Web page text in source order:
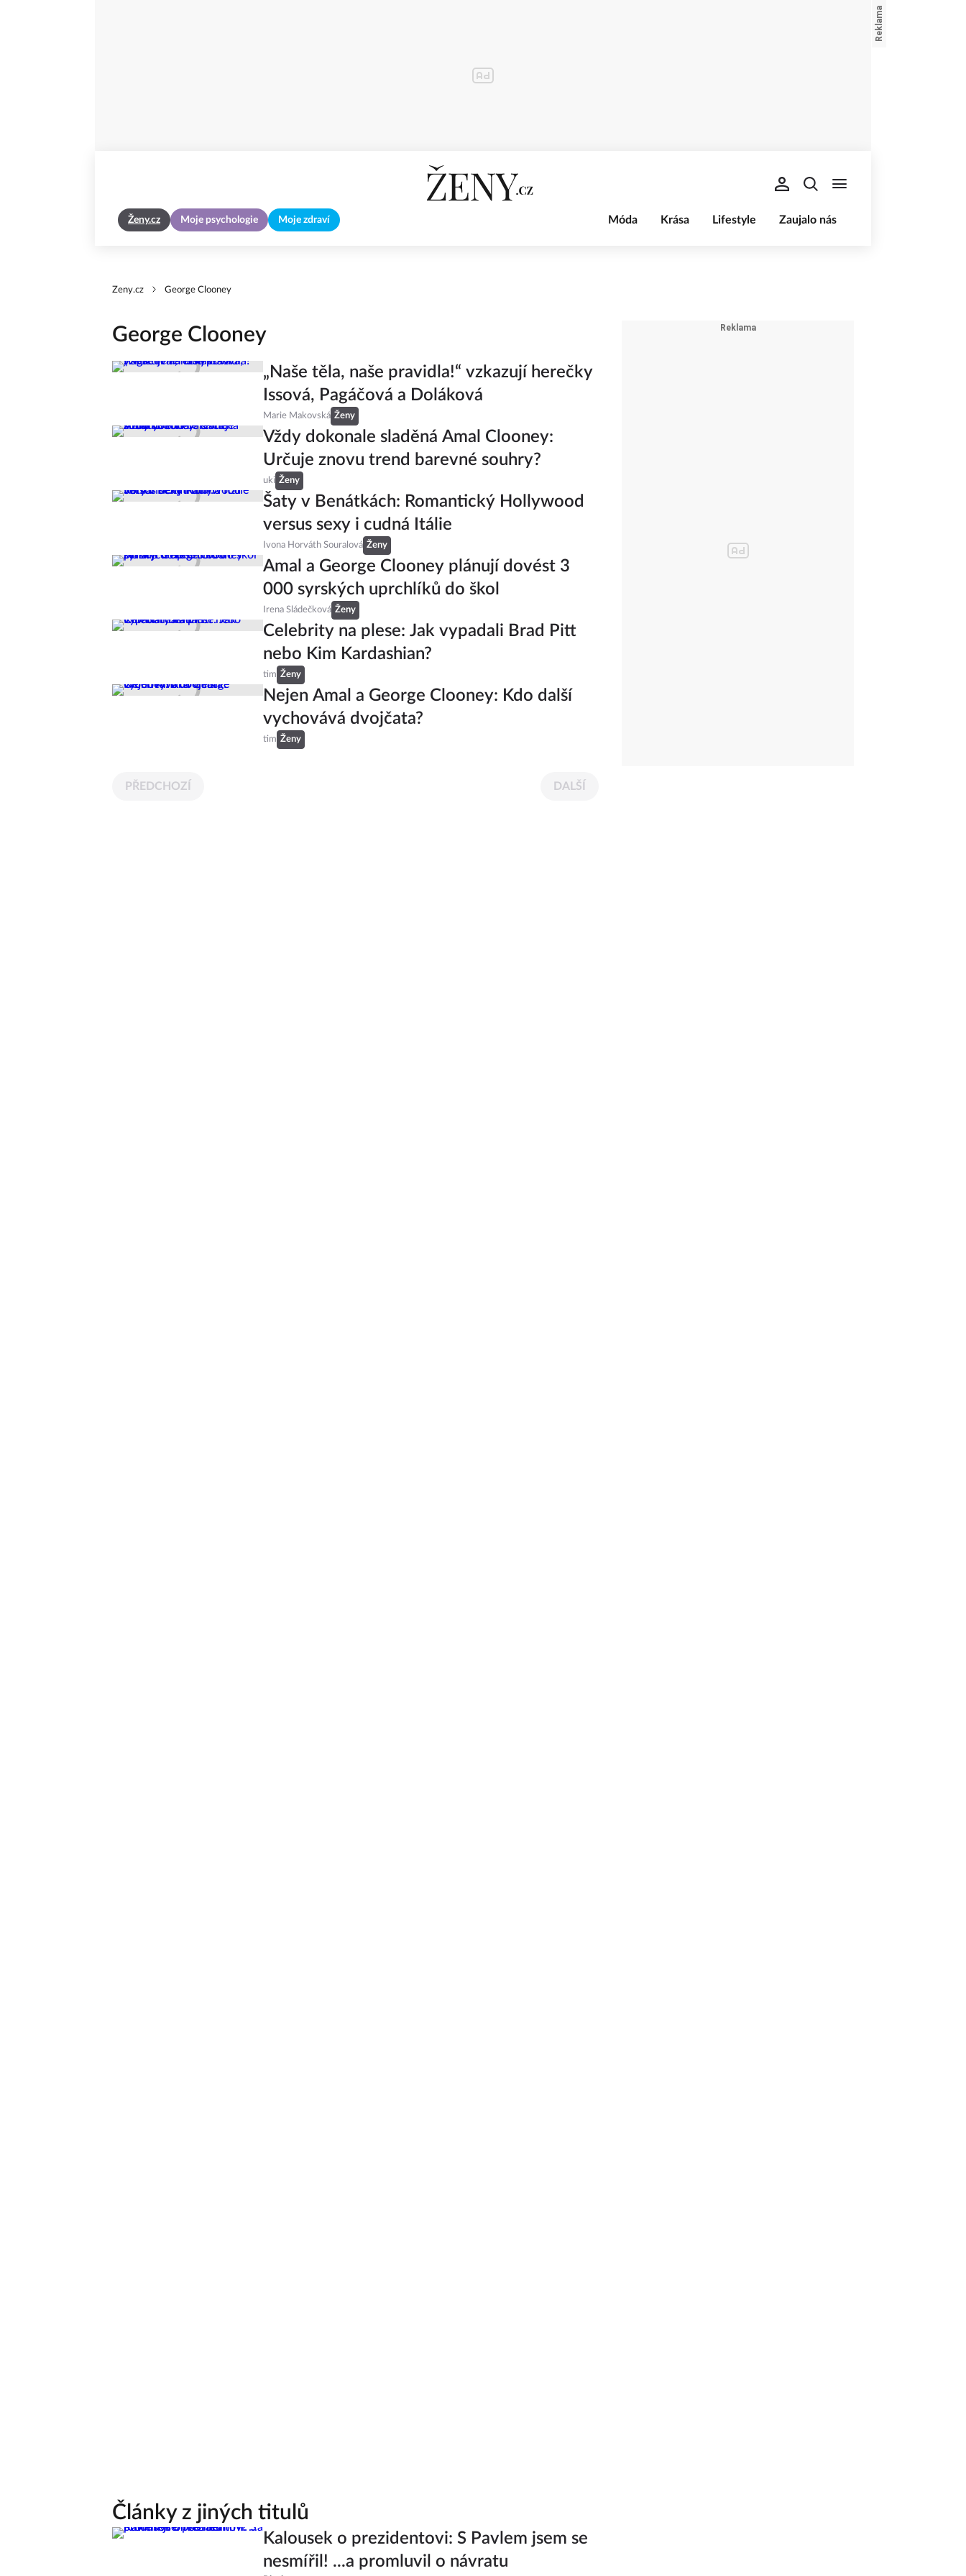
Ženy.cz Moje psychologie Moje zdraví Móda Krása Lifestyle Zaujalo nás
Zeny.cz George Clooney
George Clooney
„Naše těla, naše pravidla!“ vzkazují herečky
Issová, Pagáčová a Doláková
Marie Makovská Ženy
Vždy dokonale sladěná Amal Clooney:
Určuje znovu trend barevné souhry?
uki Ženy
Šaty v Benátkách: Romantický Hollywood
versus sexy i cudná Itálie
Ivona Horváth Souralová Ženy
Amal a George Clooney plánují dovést 3
000 syrských uprchlíků do škol
Irena Sládečková Ženy
Celebrity na plese: Jak vypadali Brad Pitt
nebo Kim Kardashian?
tim Ženy
Nejen Amal a George Clooney: Kdo další
vychovává dvojčata?
tim Ženy
PŘEDCHOZÍ DALŠÍ
Články z jiných titulů
Kalousek o prezidentovi: S Pavlem jsem se
nesmířil! ...a promluvil o návratu